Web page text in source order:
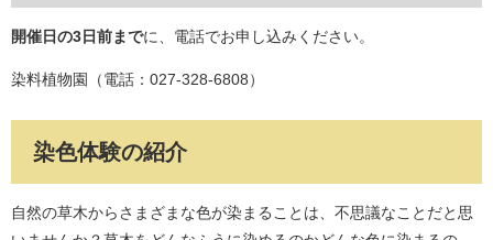
開催日の3日前までに、電話でお申し込みください。
染料植物園（電話：027-328-6808）
染色体験の紹介
自然の草木からさまざまな色が染まることは、不思議なことだと思